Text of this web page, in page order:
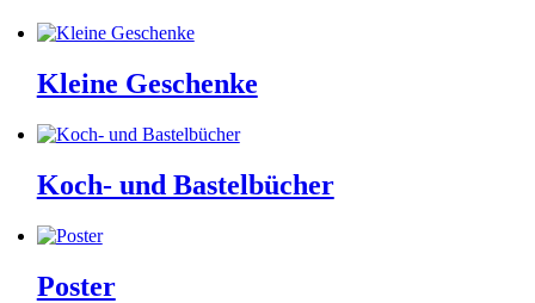
Kleine Geschenke
Koch- und Bastelbücher
Poster